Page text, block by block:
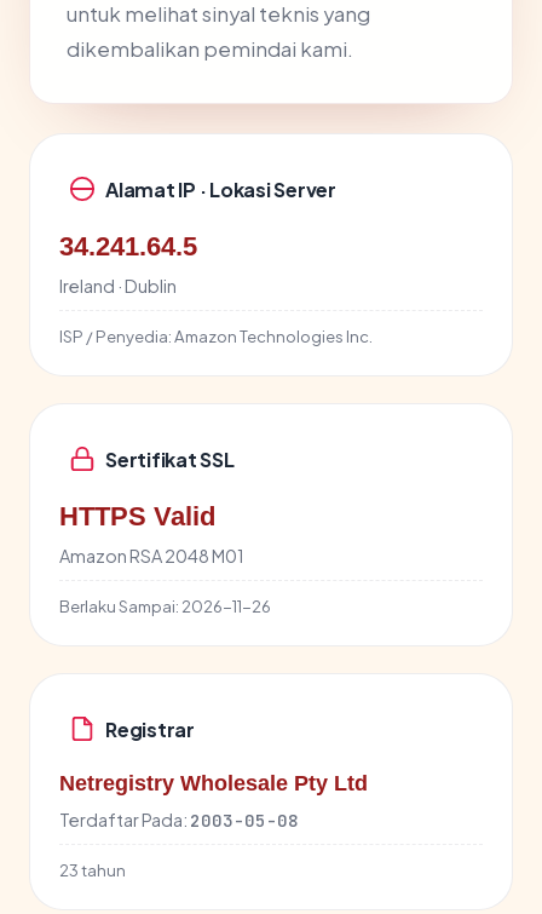
untuk melihat sinyal teknis yang
dikembalikan pemindai kami.
Alamat IP · Lokasi Server
34.241.64.5
Ireland · Dublin
ISP / Penyedia:Amazon Technologies Inc.
Sertifikat SSL
HTTPS Valid
Amazon RSA 2048 M01
Berlaku Sampai: 2026-11-26
Registrar
Netregistry Wholesale Pty Ltd
Terdaftar Pada: 2003-05-08
23 tahun